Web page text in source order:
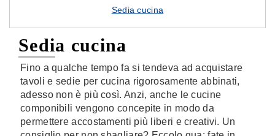
Sedia cucina
Sedia cucina
Fino a qualche tempo fa si tendeva ad acquistare
tavoli e sedie per cucina rigorosamente abbinati,
adesso non è più così. Anzi, anche le cucine
componibili vengono concepite in modo da
permettere accostamenti più liberi e creativi. Un